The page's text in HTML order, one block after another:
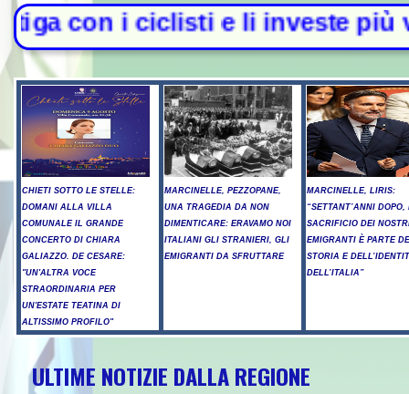
e li investe più volte
CHIETI SOTTO LE STELLE:
DOMANI ALLA VILLA
COMUNALE IL GRANDE
CONCERTO DI CHIARA
GALIAZZO. DE CESARE:
"UN'ALTRA VOCE
STRAORDINARIA PER
UN'ESTATE TEATINA DI
ALTISSIMO PROFILO"
MARCINELLE, PEZZOPANE,
UNA TRAGEDIA DA NON
DIMENTICARE: ERAVAMO NOI
ITALIANI GLI STRANIERI, GLI
EMIGRANTI DA SFRUTTARE
MARCINELLE, LIRIS:
“SETTANT’ANNI DOPO,
SACRIFICIO DEI
EMIGRANTI È PARTE
STORIA E
DELL’ITALIA”
ULTIME NOTIZIE DALLA REGIONE